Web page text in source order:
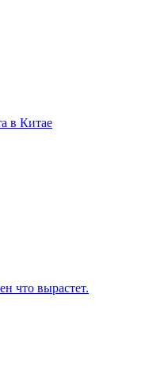
в Китае
что вырастет.